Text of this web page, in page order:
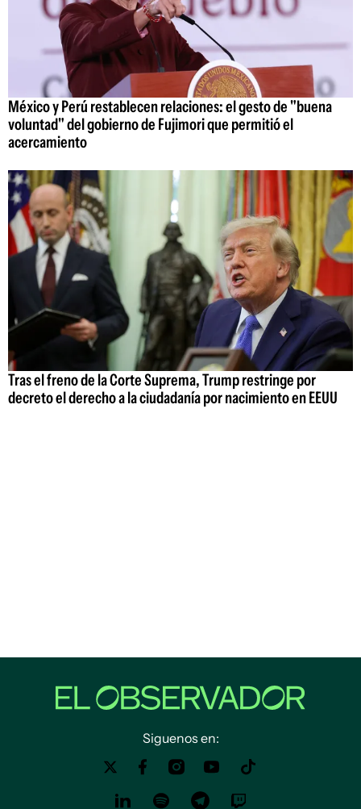
México y Perú restablecen relaciones: el gesto de "buena
voluntad" del gobierno de Fujimori que permitió el
acercamiento
Tras el freno de la Corte Suprema, Trump restringe por
decreto el derecho a la ciudadanía por nacimiento en EEUU
Siguenos en: